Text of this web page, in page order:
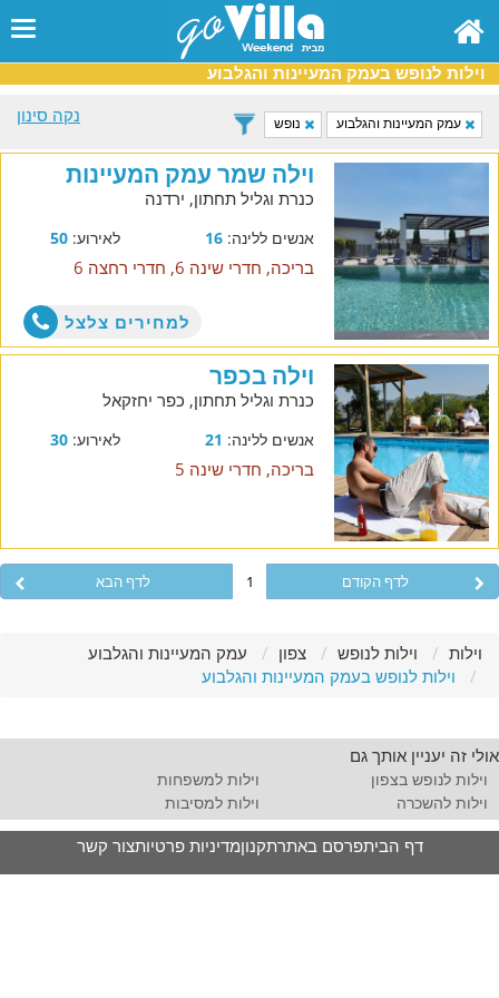
וילות לנופש בעמק המעיינות והגלבוע
נקה סינון
עמק המעיינות והגלבוע נופש
וילה שמר עמק המעיינות
כנרת וגליל תחתון, ירדנה
אנשים ללינה:16 לאירוע:50
בריכה, חדרי שינה 6, חדרי רחצה 6
למחירים צלצל
וילה בכפר
כנרת וגליל תחתון, כפר יחזקאל
אנשים ללינה: 21 לאירוע:30
בריכה, חדרי שינה 5
לדף הקודם 1 לדף הבא
וילות וילות לנופש צפון
עמק המעיינות והגלבוע
וילות לנופש בעמק המעיינות והגלבוע
אולי זה יעניין אותך גם
וילות לנופש בצפון
וילות למשפחות
וילות להשכרה
וילות למסיבות
דף הביתפרסם באתרתקנוןמדיניות פרטיותצור קשר